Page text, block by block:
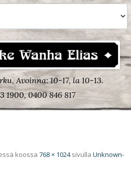
Avoinna: 10-17, la 10-13.
1900, 0400 846 817
koossa 768 × 1024sivulla Unknown-